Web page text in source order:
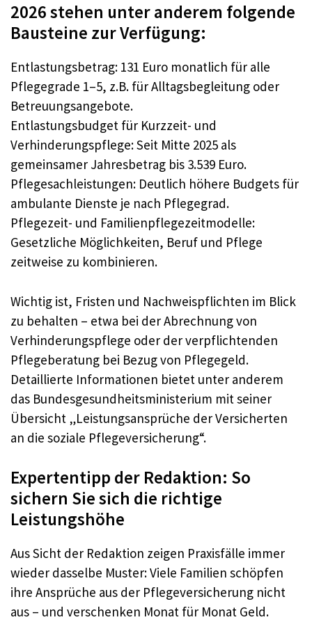
2026 stehen unter anderem folgende
Bausteine zur Verfügung:
Entlastungsbetrag: 131 Euro monatlich für alle
Pflegegrade 1–5, z.B. für Alltagsbegleitung oder
Betreuungsangebote.
Entlastungsbudget für Kurzzeit- und
Verhinderungspflege: Seit Mitte 2025 als
gemeinsamer Jahresbetrag bis 3.539 Euro.
Pflegesachleistungen: Deutlich höhere Budgets für
ambulante Dienste je nach Pflegegrad.
Pflegezeit- und Familienpflegezeitmodelle:
Gesetzliche Möglichkeiten, Beruf und Pflege
zeitweise zu kombinieren.
Wichtig ist, Fristen und Nachweispflichten im Blick
zu behalten – etwa bei der Abrechnung von
Verhinderungspflege oder der verpflichtenden
Pflegeberatung bei Bezug von Pflegegeld.
Detaillierte Informationen bietet unter anderem
das Bundesgesundheitsministerium mit seiner
Übersicht „Leistungsansprüche der Versicherten
an die soziale Pflegeversicherung“.
Expertentipp der Redaktion: So
sichern Sie sich die richtige
Leistungshöhe
Aus Sicht der Redaktion zeigen Praxisfälle immer
wieder dasselbe Muster: Viele Familien schöpfen
ihre Ansprüche aus der Pflegeversicherung nicht
aus – und verschenken Monat für Monat Geld.